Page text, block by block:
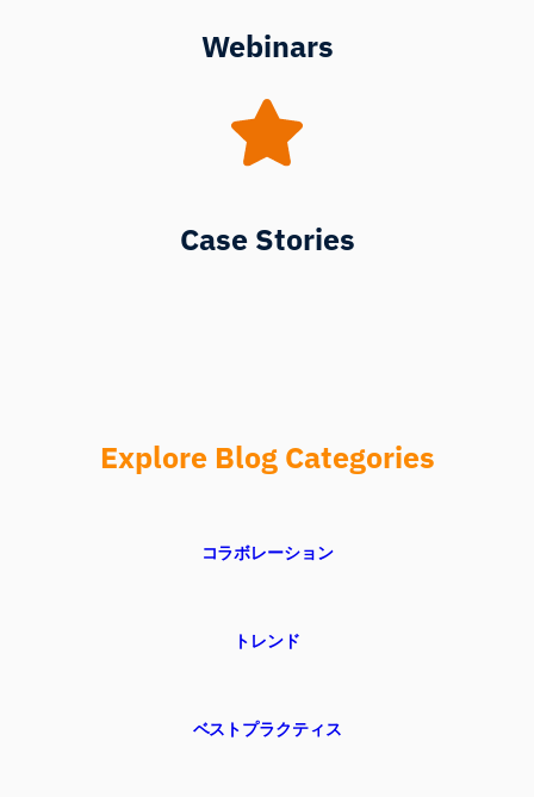
Webinars
Case Stories
Explore Blog Categories
コラボレーション
トレンド
ベストプラクティス